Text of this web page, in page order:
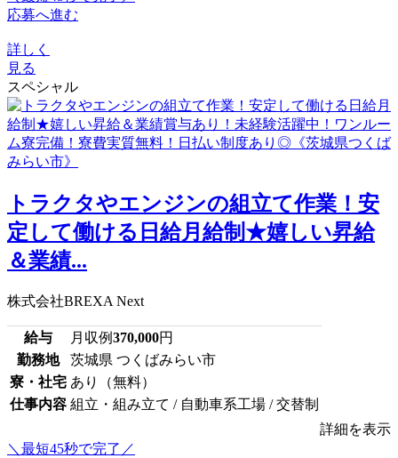
応募へ進む
詳しく
見る
スペシャル
トラクタやエンジンの組立て作業！安
定して働ける日給月給制★嬉しい昇給
＆業績...
株式会社BREXA Next
給与 月収例370,000円
勤務地
茨城県 つくばみらい市
寮・社宅 あり（無料）
仕事内容 組立・組み立て / 自動車系工場 / 交替制
詳細を表示
＼最短45秒で完了／